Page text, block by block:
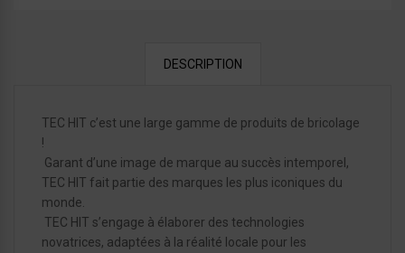
DESCRIPTION
TEC HIT c’est une large gamme de produits de bricolage
!
Garant d’une image de marque au succès intemporel,
TEC HIT fait partie des marques les plus iconiques du
monde.
TEC HIT s’engage à élaborer des technologies
novatrices, adaptées à la réalité locale pour les